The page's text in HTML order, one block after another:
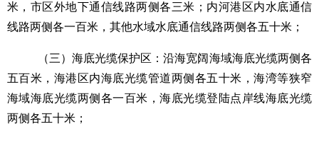
米，市区外地下通信线路两侧各三米；内河港区内水底通信
线路两侧各一百米，其他水域水底通信线路两侧各五十米；
（三）海底光缆保护区：沿海宽阔海域海底光缆两侧各
五百米，海港区内海底光缆管道两侧各五十米，海湾等狭窄
海域海底光缆两侧各一百米，海底光缆登陆点岸线海底光缆
两侧各五十米；